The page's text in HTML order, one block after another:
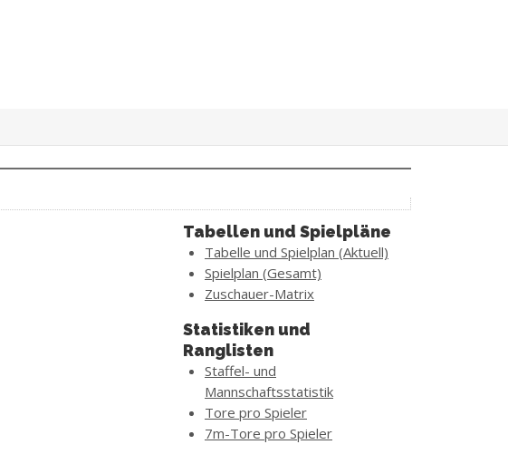
Tabellen und Spielpläne
Tabelle und Spielplan (Aktuell)
Spielplan (Gesamt)
Zuschauer-Matrix
Statistiken und
Ranglisten
Staffel- und
Mannschaftsstatistik
Tore pro Spieler
7m-Tore pro Spieler